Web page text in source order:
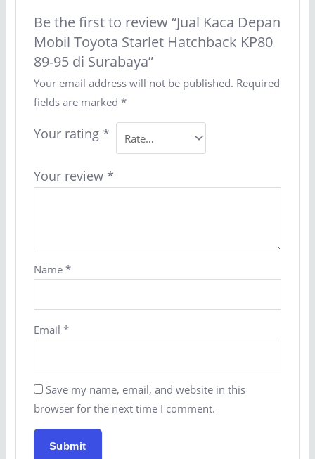
Be the first to review “Jual Kaca Depan
Mobil Toyota Starlet Hatchback KP80
89-95 di Surabaya”
Your email address will not be published. Required
fields are marked *
Your rating *
Your review *
Name *
Email *
Save my name, email, and website in this
browser for the next time I comment.